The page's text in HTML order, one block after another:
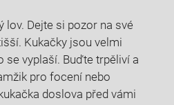
lov. Dejte si pozor na své
⁢Kukačky jsou velmi
se vyplaší. Buďte trpěliví a
⁢pro focení nebo
doslova před vámi